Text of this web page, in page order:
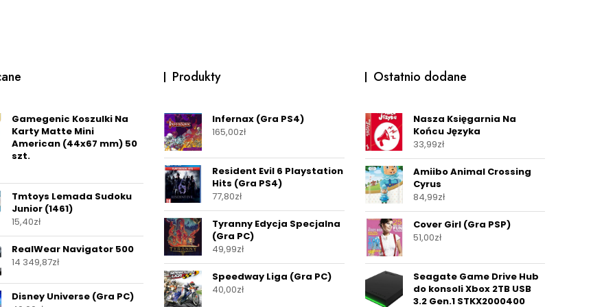
Gamegenic Koszulki Na
Karty Matte Mini
American (44x67 mm) 50
szt.
Tmtoys Lemada Sudoku
Junior (1461)
15,40zł
RealWear Navigator 500
14 349,87zł
Disney Universe (Gra PC)
Produkty
Infernax (Gra PS4)
165,00zł
Resident Evil 6 Playstation
Hits (Gra PS4)
77,80zł
Tyranny Edycja Specjalna
(Gra PC)
49,99zł
Speedway Liga (Gra PC)
40,00zł
Ostatnio dodane
Nasza Księgarnia Na
Końcu Języka
33,99zł
Amiibo Animal Crossing
Cyrus
84,99zł
Cover Girl (Gra PSP)
51,00zł
Seagate Game Drive Hub
do konsoli Xbox 2TB USB
3.2 Gen.1 STKX2000400